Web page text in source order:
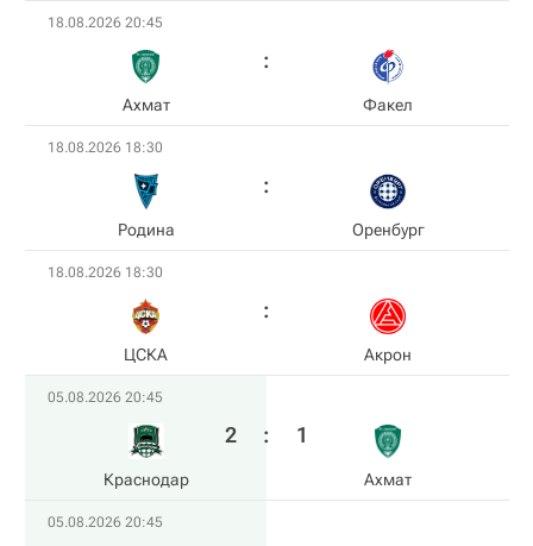
18.08.2026 20:45
Ахмат Факел
18.08.2026 18:30
Родина Оренбург
18.08.2026 18:30
ЦСКА Акрон
05.08.2026 20:45
Краснодар
2 : 1
Ахмат
05.08.2026 20:45